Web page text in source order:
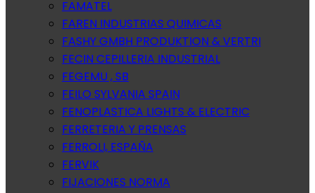
FAMATEL
FAREN INDUSTRIAS QUIMICAS
FASHY GMBH PRODUKTION & VERTRI
FECIN CEPILLERIA INDUSTRIAL
FEGEMU , SB
FEILO SYLVANIA SPAIN
FENOPLASTICA LIGHTS & ELECTRIC
FERRETERIA Y PRENSAS
FERROLI, ESPAÑA
FERVIK
FIJACIONES NORMA